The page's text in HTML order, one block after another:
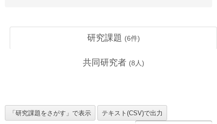
研究課題 (6件)
共同研究者 (8 人)